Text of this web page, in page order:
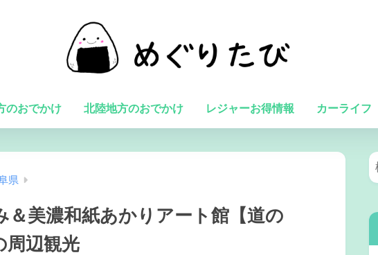
のおでかけ 北陸地方のおでかけ レジャーお得情報 カーライフ
県
＆美濃和紙あかりアート館【道の
周辺観光